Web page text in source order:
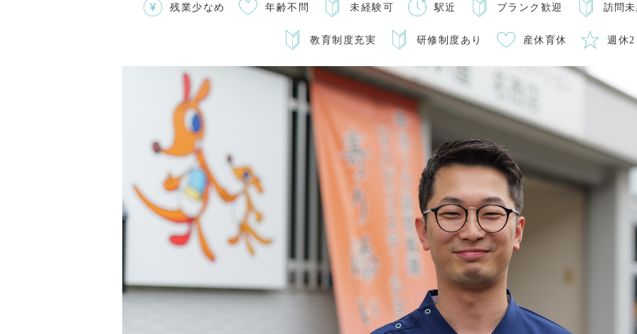
残業少なめ 年齢不問 未経験可 駅近 ブランク歓迎 訪問
教育制度充実 研修制度あり 産休育休 週休